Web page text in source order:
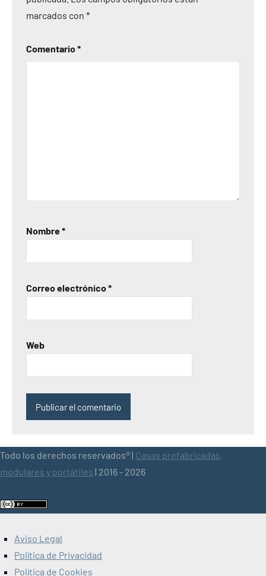
marcados con *
Comentario*
Nombre*
Correo electrónico*
Web
Todo los derechos reservados® | Casas prefabricadas,
modulares y portátiles | 2016 - 2026
Aviso Legal
Política de Privacidad
Política de Cookies